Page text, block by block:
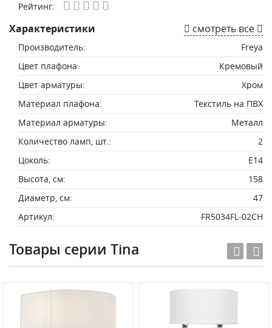
Рейтинг:
Характеристики смотреть все
Производитель:
Freya
Цвет плафона:
Кремовый
Цвет арматуры:
Хром
Материал плафона:
Текстиль на ПВХ
Материал арматуры:
Металл
Количество ламп, шт.:
2
Цоколь:
E14
Высота, см:
158
Диаметр, см:
47
Артикул:
FR5034FL-02CH
Товары серии Tina